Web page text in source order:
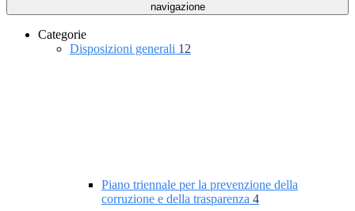
navigazione
Categorie
Disposizioni generali 12
Piano triennale per la prevenzione della
corruzione e della trasparenza 4